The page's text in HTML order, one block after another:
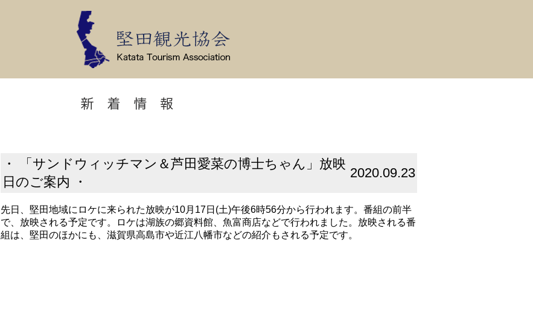
・ 「サンドウィッチマン＆芦田愛菜の博士ちゃん」放映
日のご案内 ・
2020.09.23
先日、堅田地域にロケに来られた放映が10月17日(土)午後6時56分から行われます。番組の前半
で、放映される予定です。ロケは湖族の郷資料館、魚富商店などで行われました。放映される番
組は、堅田のほかにも、滋賀県高島市や近江八幡市などの紹介もされる予定です。